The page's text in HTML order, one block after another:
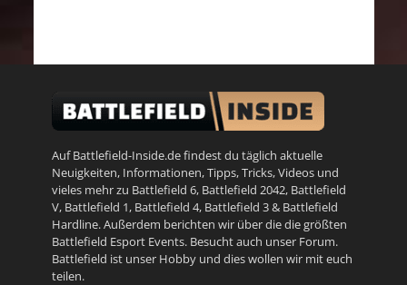
Auf Battlefield-Inside.de findest du täglich aktuelle
Neuigkeiten, Informationen, Tipps, Tricks, Videos und
vieles mehr zu Battlefield 6, Battlefield 2042, Battlefield
V, Battlefield 1, Battlefield 4, Battlefield 3& Battlefield
Hardline. Außerdem berichten wir über die die größten
Battlefield Esport Events. Besucht auch unser Forum.
Battlefield ist unser Hobby und dies wollen wir mit euch
teilen.